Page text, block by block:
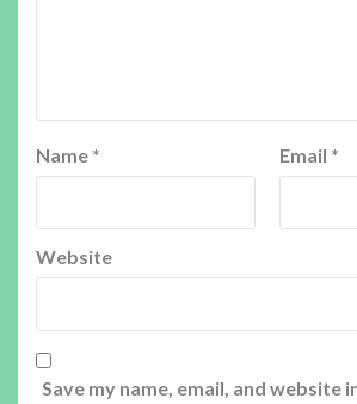
Name * Email *
Website
Save my name, email, and website